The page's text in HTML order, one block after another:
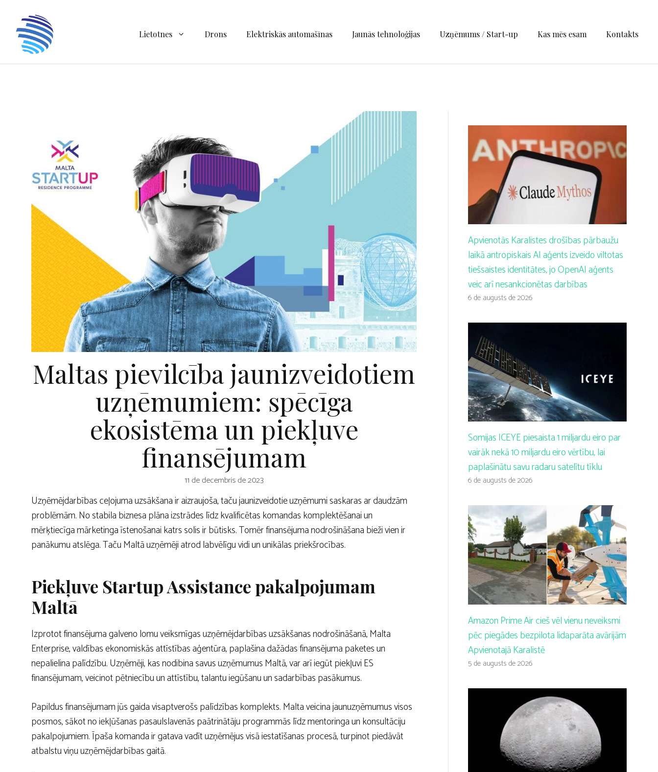
saturu
Lietotnes Drons Elektriskās automašīnas Jaunās tehnoloģijas Uzņēmums / Start-up Kas mēs esam Kontakts
Maltas pievilcība jaunizveidotiem
uzņēmumiem: spēcīga
ekosistēma un piekļuve
finansējumam
11 de decembris de 2023
Uzņēmējdarbības ceļojuma uzsākšana ir aizraujoša, taču jaunizveidotie uzņēmumi saskaras ar daudzām
problēmām. No stabila biznesa plāna izstrādes līdz kvalificētas komandas komplektēšanai un
mērķtiecīga mārketinga īstenošanai katrs solis ir būtisks. Tomēr finansējuma nodrošināšana bieži vien ir
panākumu atslēga. Taču Maltā uzņēmēji atrod labvēlīgu vidi un unikālas priekšrocības.
Piekļuve Startup Assistance pakalpojumam
Maltā
Izprotot finansējuma galveno lomu veiksmīgas uzņēmējdarbības uzsākšanas nodrošināšanā, Malta
Enterprise, valdības ekonomiskās attīstības aģentūra, paplašina dažādas finansējuma paketes un
nepalielina palīdzību. Uzņēmēji, kas nodibina savus uzņēmumus Maltā, var arī iegūt piekļuvi ES
finansējumam, veicinot pētniecību un attīstību, talantu iegūšanu un sadarbības pasākumus.
Papildus finansējumam jūs gaida visaptverošs palīdzības komplekts. Malta veicina jaunuzņēmumus visos
posmos, sākot no iekļūšanas pasaulslavenās paātrinātāju programmās līdz mentoringa un konsultāciju
pakalpojumiem. Īpaša komanda ir gatava vadīt uzņēmējus visā iestatīšanas procesā, turpinot piedāvāt
atbalstu viņu uzņēmējdarbības gaitā.
Apvienotās Karalistes drošības pārbaužu
laikā antropiskais AI aģents izveido viltotas
tiešsaistes identitātes, jo OpenAI aģents
veic arī nesankcionētas darbības
6 de augusts de 2026
Somijas ICEYE piesaista 1 miljardu eiro par
vairāk nekā 10 miljardu eiro vērtību, lai
paplašinātu savu radaru satelītu tīklu
6 de augusts de 2026
Amazon Prime Air cieš vēl vienu neveiksmi
pēc piegādes bezpilota lidaparāta avārijām
Apvienotajā Karalistē
5 de augusts de 2026